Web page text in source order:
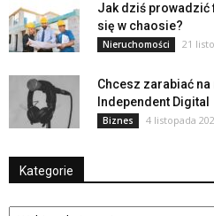
Jak dziś prowadzić
się w chaosie?
Nieruchomości 21
Chcesz zarabiać
Independent Digital
Biznes 4 listopada
Kategorie
Kategorie